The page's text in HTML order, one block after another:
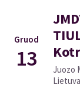
Gruod
13
Juozo
Lietuva